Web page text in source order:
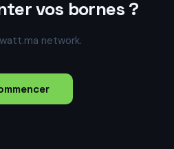
vos bornes ?
network.